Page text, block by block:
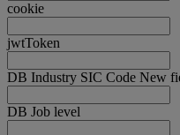
cookie
jwtToken
DB Industry SIC Code New
DB Job level